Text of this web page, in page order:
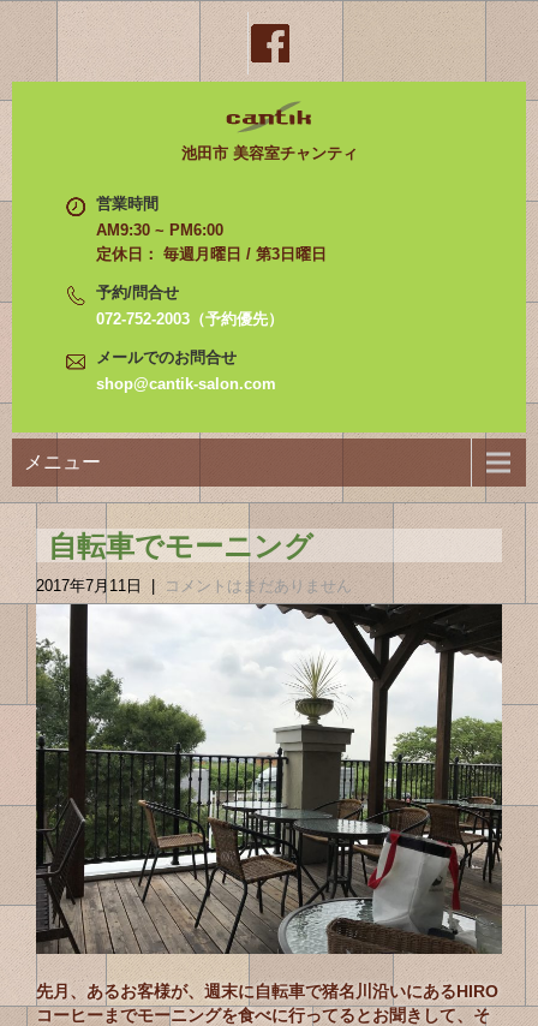
池田市 美容室チャンティ
営業時間
AM9:30 ~ PM6:00
定休日： 毎週月曜日 / 第3日曜日
予約/問合せ
072-752-2003（予約優先）
メールでのお問合せ
shop@cantik-salon.com
メニュー
自転車でモーニング
2017年7月11日 | コメントはまだありません
先月、あるお客様が、週末に自転車で猪名川沿いにあるHIRO
コーヒーまでモーニングを食べに行ってるとお聞きして、そ